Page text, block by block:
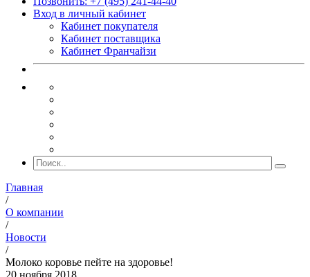
Вход в личный кабинет
Кабинет покупателя
Кабинет поставщика
Кабинет Франчайзи
Главная
/
О компании
/
Новости
/
Молоко коровье пейте на здоровье!
20 ноября 2018